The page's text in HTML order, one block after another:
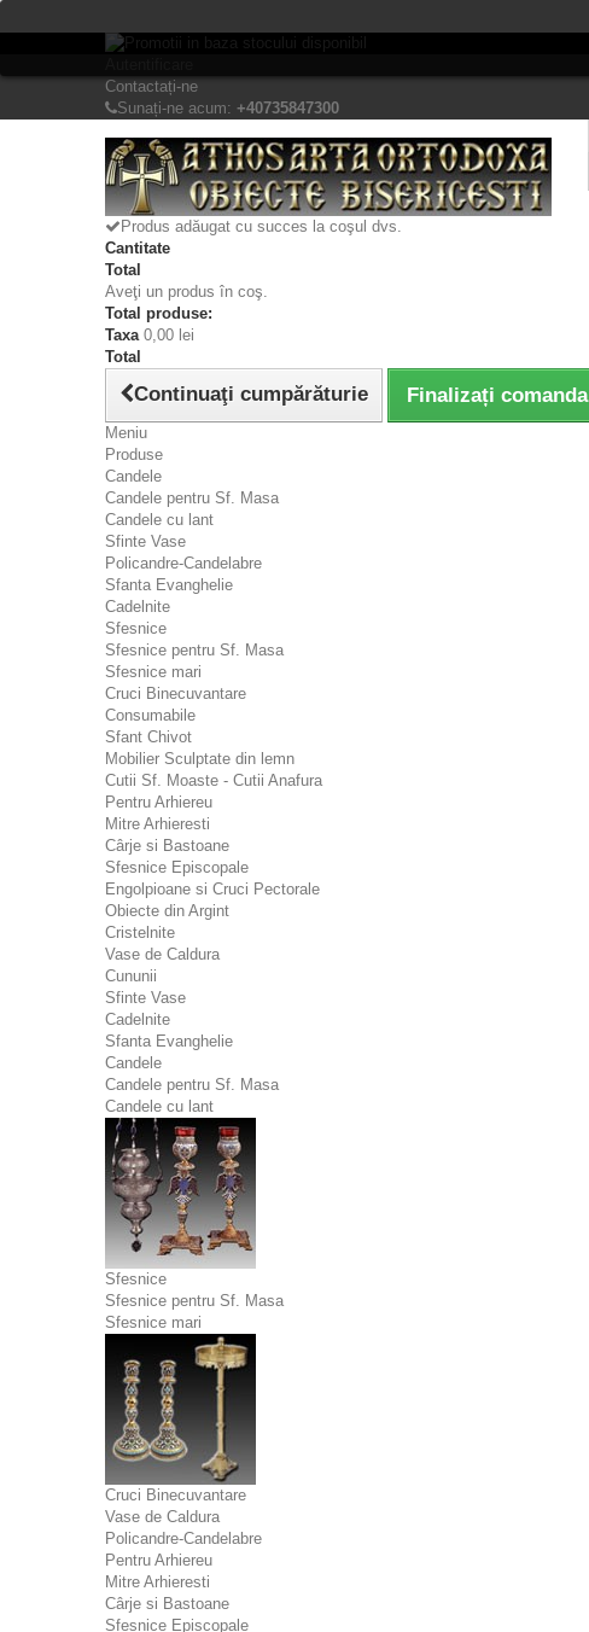
Contactați-ne
Sunați-ne acum: +40735847300
Produs adăugat cu succes la coşul dvs.
Cantitate
Total
Aveţi un produs în coş.
Total produse:
Taxa 0,00 lei
Total
Continuaţi cumpărăturie Finalizați comanda
Meniu
Produse
Candele
Candele pentru Sf. Masa
Candele cu lant
Sfinte Vase
Policandre-Candelabre
Sfanta Evanghelie
Cadelnite
Sfesnice
Sfesnice pentru Sf. Masa
Sfesnice mari
Cruci Binecuvantare
Consumabile
Sfant Chivot
Mobilier Sculptate din lemn
Cutii Sf. Moaste - Cutii Anafura
Pentru Arhiereu
Mitre Arhieresti
Cârje si Bastoane
Sfesnice Episcopale
Engolpioane si Cruci Pectorale
Obiecte din Argint
Cristelnite
Vase de Caldura
Cununii
Sfinte Vase
Cadelnite
Sfanta Evanghelie
Candele
Candele pentru Sf. Masa
Candele cu lant
Sfesnice
Sfesnice pentru Sf. Masa
Sfesnice mari
Cruci Binecuvantare
Vase de Caldura
Policandre-Candelabre
Pentru Arhiereu
Mitre Arhieresti
Cârje si Bastoane
Sfesnice Episcopale